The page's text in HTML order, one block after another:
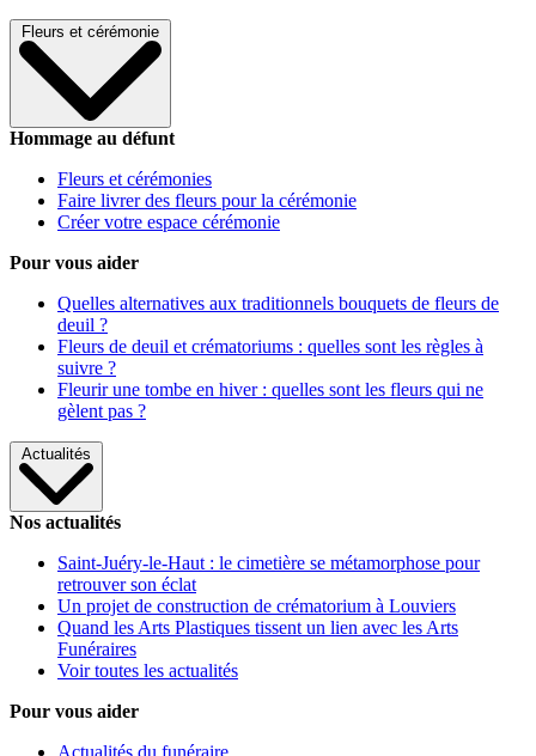
Fleurs et cérémonie
Hommage au défunt
Fleurs et cérémonies
Faire livrer des fleurs pour la cérémonie
Créer votre espace cérémonie
Pour vous aider
Quelles alternatives aux traditionnels bouquets de fleurs de
deuil ?
Fleurs de deuil et crématoriums : quelles sont les règles à
suivre ?
Fleurir une tombe en hiver : quelles sont les fleurs qui ne
gèlent pas ?
Actualités
Nos actualités
Saint-Juéry-le-Haut : le cimetière se métamorphose pour
retrouver son éclat
Un projet de construction de crématorium à Louviers
Quand les Arts Plastiques tissent un lien avec les Arts
Funéraires
Voir toutes les actualités
Pour vous aider